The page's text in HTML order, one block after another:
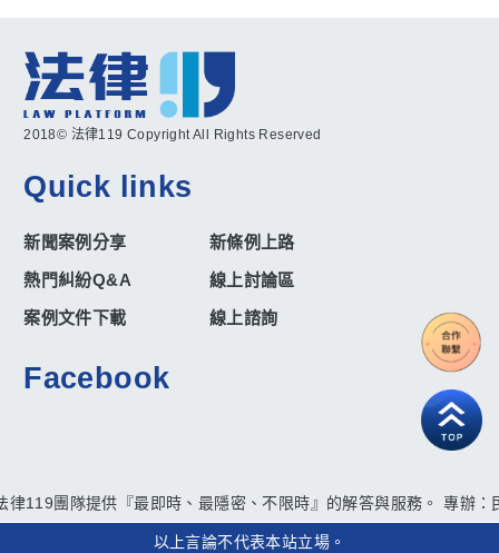
2018© 法律119 Copyright All Rights Reserved
Quick links
新聞案例分享
新條例上路
熱門糾紛Q&A
線上討論區
案例文件下載
線上諮詢
Facebook
律119團隊提供『最即時、最隱密、不限時』的解答與服務。 專辦
以上言論不代表本站立場。